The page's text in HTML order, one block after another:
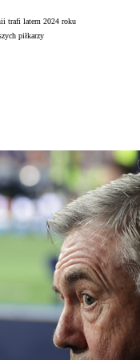
trafi latem 2024 roku
piłkarzy